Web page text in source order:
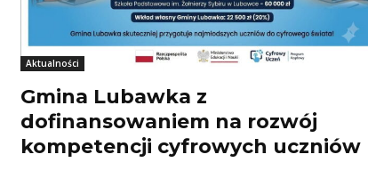
Aktualności
Gmina Lubawka z
dofinansowaniem na rozwój
kompetencji cyfrowych uczniów